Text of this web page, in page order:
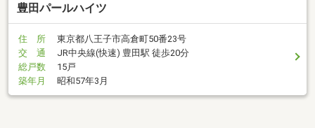
豊田パールハイツ
住 所
東京都八王子市高倉町50番23号
交 通
JR中央線(快速) 豊田駅 徒歩20分
総戸数
15戸
築年月
昭和57年3月